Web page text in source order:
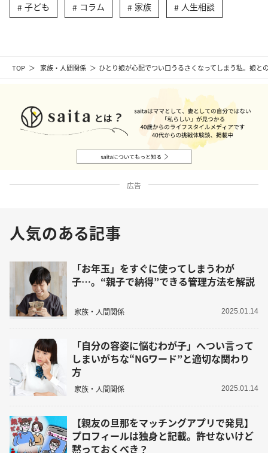
TOP 家族・人間関係 ひとり娘が心配でつい口うるさくなってしまう私。娘と
子ども コラム 家族 人生相談
広告
人気のある記事
「お年玉」をすぐに使ってしまうわが
子…。“親子で納得”できる管理方法を解説
家族・人間関係 2025.01.14
「自分の容姿に悩むわが子」へつい言って
しまいがちな“NGワード”と適切な関わり
方
家族・人間関係 2025.01.14
【親友の旦那をマッチングアプリで発見】
プロフィールは独身と記載。許せないけど
黙っておくべき？